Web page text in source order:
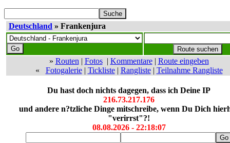
Deutschland » Frankenjura
» Routen | Fotos| Kommentare| Route eingeben
« Fotogalerie| Tickliste| Rangliste| Teilnahme Rangliste
Du hast doch nichts dagegen, dass ich Deine IP
216.73.217.176
und andere n?tzliche Dinge mitschreibe, wenn Du Dich
"verirrst"?!
08.08.2026 - 22:18:07